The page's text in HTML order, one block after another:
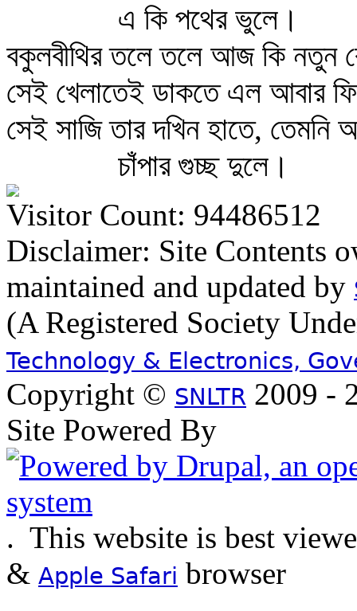
এ কি পথের ভুলে।
বকুলবীথির তলে তলে আজ কি নতুন
সেই খেলাতেই ডাকতে এল আবার
সেই সাজি তার দখিন হাতে,
চাঁপার গুচ্ছ দুলে।
Visitor Count: 94486512
Disclaimer: Site Contents
maintained and updated by
(A Registered Society
Technology & Electronics,
Copyright © SNLTR 2009 -
Site Powered By
. This website is best
& Apple Safari browser